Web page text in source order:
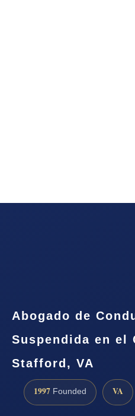
Abogado de
Suspendida en el
Stafford, VA
1997 Founded VA